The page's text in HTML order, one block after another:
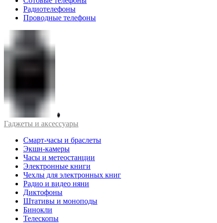
Радиотелефоны
Проводные телефоны
Гаджеты и аксессуары
Смарт-часы и браслеты
Экшн-камеры
Часы и метеостанции
Электронные книги
Чехлы для электронных книг
Радио и видео няни
Диктофоны
Штативы и моноподы
Бинокли
Телескопы